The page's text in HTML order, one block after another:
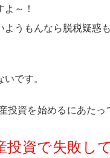
～！
うもんなら脱税疑惑
です。
投資を始めるにあた
資で失敗し